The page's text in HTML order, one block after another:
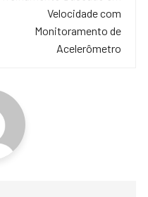
Velocidade com
Monitoramento de
Acelerômetro